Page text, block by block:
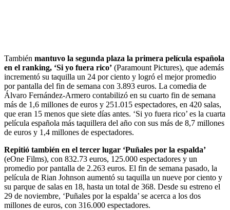
También mantuvo la segunda plaza la primera película española
en el ranking, ‘Si yo fuera rico’ (Paramount Pictures), que además
incrementó su taquilla un 24 por ciento y logró el mejor promedio
por pantalla del fin de semana con 3.893 euros. La comedia de
Álvaro Fernández-Armero contabilizó en su cuarto fin de semana
más de 1,6 millones de euros y 251.015 espectadores, en 420 salas,
que eran 15 menos que siete días antes. ‘Si yo fuera rico’ es la cuarta
película española más taquillera del año con sus más de 8,7 millones
de euros y 1,4 millones de espectadores.
Repitió también en el tercer lugar ‘Puñales por la espalda’
(eOne Films), con 832.73 euros, 125.000 espectadores y un
promedio por pantalla de 2.263 euros. El fin de semana pasado, la
película de Rian Johnson aumentó su taquilla un nueve por ciento y
su parque de salas en 18, hasta un total de 368. Desde su estreno el
29 de noviembre, ‘Puñales por la espalda’ se acerca a los dos
millones de euros, con 316.000 espectadores.